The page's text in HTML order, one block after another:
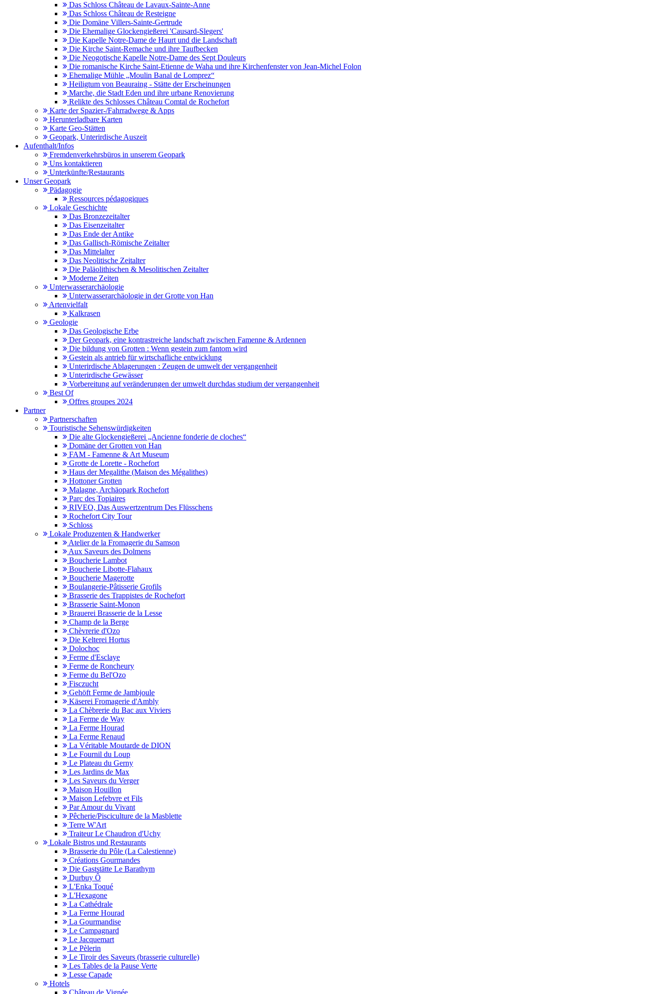
Das Schloss Château de Lavaux-Sainte-Anne
Das Schloss Château de Resteigne
Die Domäne Villers-Sainte-Gertrude
Die Ehemalige Glockengießerei 'Causard-Slegers'
Die Kapelle Notre-Dame de Haurt und die Landschaft
Die Kirche Saint-Remache und ihre Taufbecken
Die Neogotische Kapelle Notre-Dame des Sept Douleurs
Die romanische Kirche Saint-Etienne de Waha und ihre Kirchenfenster von Jean-Michel Folon
Ehemalige Mühle „Moulin Banal de Lomprez“
Heiligtum von Beauraing - Stätte der Erscheinungen
Marche, die Stadt Eden und ihre urbane Renovierung
Relikte des Schlosses Château Comtal de Rochefort
Karte der Spazier-/Fahrradwege & Apps
Herunterladbare Karten
Karte Geo-Stätten
Geopark, Unterirdische Auszeit
Aufenthalt/Infos
Fremdenverkehrsbüros in unserem Geopark
Uns kontaktieren
Unterkünfte/Restaurants
Unser Geopark
Pädagogie
Ressources pédagogiques
Lokale Geschichte
Das Bronzezeitalter
Das Eisenzeitalter
Das Ende der Antike
Das Gallisch-Römische Zeitalter
Das Mittelalter
Das Neolitische Zeitalter
Die Paläolithischen & Mesolitischen Zeitalter
Moderne Zeiten
Unterwasserarchäologie
Unterwasserarchäologie in der Grotte von Han
Artenvielfalt
Kalkrasen
Geologie
Das Geologische Erbe
Der Geopark, eine kontrastreiche landschaft zwischen Famenne & Ardennen
Die bildung von Grotten : Wenn gestein zum fantom wird
Gestein als antrieb für wirtschafliche entwicklung
Unterirdische Ablagerungen : Zeugen de umwelt der vergangenheit
Unterirdische Gewässer
Vorbereitung auf veränderungen der umwelt durchdas studium der vergangenheit
Best Of
Offres groupes 2024
Partner
Partnerschaften
Touristische Sehenswürdigkeiten
Die alte Glockengießerei „Ancienne fonderie de cloches“
Domäne der Grotten von Han
FAM - Famenne & Art Museum
Grotte de Lorette - Rochefort
Haus der Megalithe (Maison des Mégalithes)
Hottoner Grotten
Malagne, Archäopark Rochefort
Parc des Topiaires
RIVEO, Das Auswertzentrum Des Flüsschens
Rochefort City Tour
Schloss
Lokale Produzenten & Handwerker
Atelier de la Fromagerie du Samson
Aux Saveurs des Dolmens
Boucherie Lambot
Boucherie Libotte-Flahaux
Boucherie Magerotte
Boulangerie-Pâtisserie Grofils
Brasserie des Trappistes de Rochefort
Brasserie Saint-Monon
Brauerei Brasserie de la Lesse
Champ de la Berge
Chèvrerie d'Ozo
Die Kelterei Hortus
Dolochoc
Ferme d'Esclaye
Ferme de Roncheury
Ferme du Bel'Ozo
Fisczucht
Gehöft Ferme de Jambjoule
Käserei Fromagerie d'Ambly
La Chèbrerie du Bac aux Viviers
La Ferme de Way
La Ferme Hourad
La Ferme Renaud
La Véritable Moutarde de DION
Le Fournil du Loup
Le Plateau du Gerny
Les Jardins de Max
Les Saveurs du Verger
Maison Houillon
Maison Lefebvre et Fils
Par Amour du Vivant
Pêcherie/Pisciculture de la Masblette
Terre W'Art
Traiteur Le Chaudron d'Uchy
Lokale Bistros und Restaurants
Brasserie du Pôle (La Calestienne)
Créations Gourmandes
Die Gaststätte Le Barathym
Durbuy Ô
L'Enka Toqué
L'Hexagone
La Cathédrale
La Ferme Hourad
La Gourmandise
Le Campagnard
Le Jacquemart
Le Pèlerin
Le Tiroir des Saveurs (brasserie culturelle)
Les Tables de la Pause Verte
Lesse Capade
Hotels
Château de Vignée